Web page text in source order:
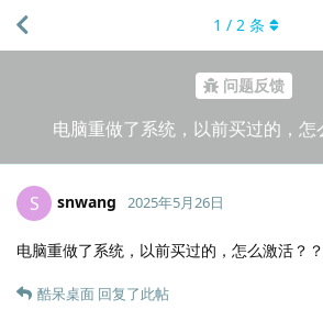
问题反馈
电脑重做了系统，以前买过的，怎
1 / 2 条
S snwang 2025年5月26日
电脑重做了系统，以前买过的，怎么激活？
酷呆桌面 回复了此帖